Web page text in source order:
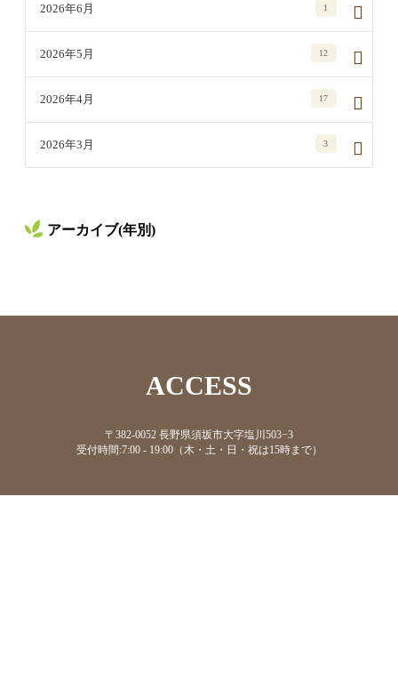
2026年6月 1
2026年5月 12
2026年4月 17
2026年3月 3
アーカイブ(年別)
ACCESS
〒382-0052 長野県須坂市大字塩川503−3
受付時間:7:00 - 19:00（木・土・日・祝は15時まで）